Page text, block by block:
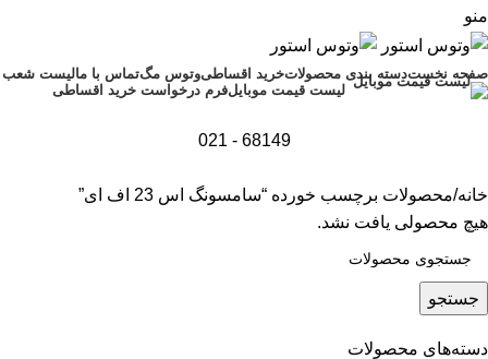
منو
صفحه نخستدسته بندی محصولاتخرید اقساطیوتوس مگتماس با مالیست شعب
لیست قیمت موبایلفرم درخواست خرید اقساطی
68149 - 021
دسته‌های محصولات
خانه محصولات برچسب خورده “سامسونگ اس 23 اف ای”
هیچ محصولی یافت نشد.
جستجو